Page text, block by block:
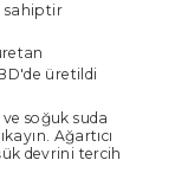
sahiptir
üretildi
soğuk suda
Ağartıcı
devrini tercih